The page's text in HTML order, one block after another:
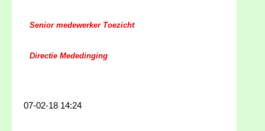
Senior medewerker Toezicht
Directie Mededinging
07-02-18 14:24